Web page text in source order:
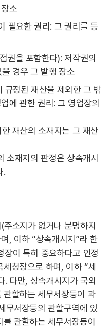
소
필요한 권리: 그 권리를 등
권을 포함한다): 저작권의
경우 그 발행 장소
규정된 재산을 제외한 그 밖
에 관한 권리: 그 영업장의
재산의 소재지는 그 재산
재지의 판정은 상속개시
.
소지가 없거나 분명하지
, 이하 “상속개시지”라 한
장이 특히 중요하다고 인정
청장으로 하며, 이하 “세
. 다만, 상속개시지가 국외
할하는 세무서장등이 과
무서장등의 관할구역에 있
관할하는 세무서장등이